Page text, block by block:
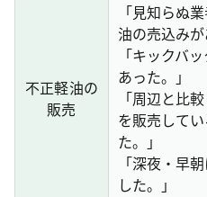
不正軽油の
販売
「見知らぬ
油の売込みが
「キックバ
あった。」
「周辺と比
を販売して
た。」
「深夜・早
した。」